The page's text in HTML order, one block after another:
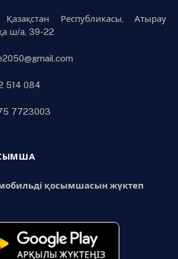
Республикасы, Атырау
ш/а, 39-22
514 084
7723003
қосымшасын жүктеп